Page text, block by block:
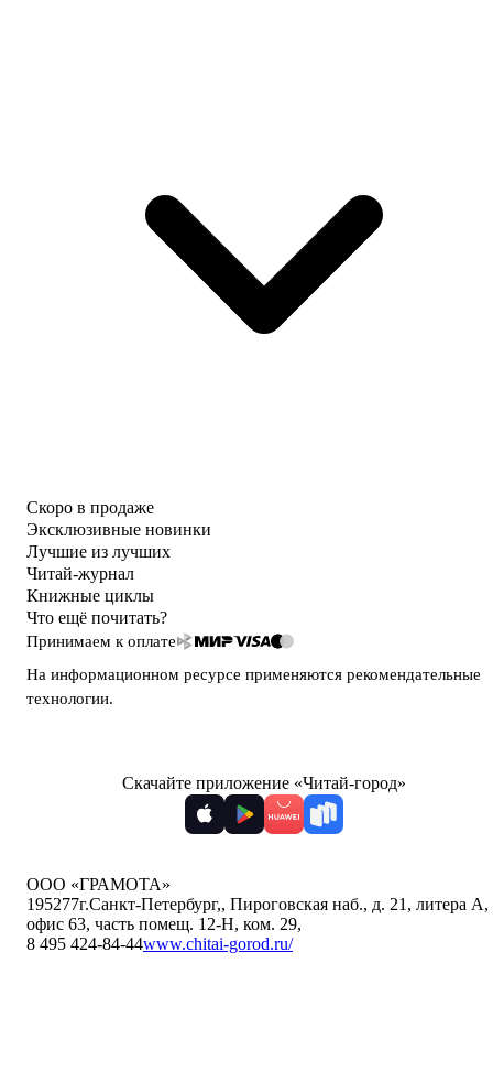
Скоро в продаже
Эксклюзивные новинки
Лучшие из лучших
Читай-журнал
Книжные циклы
Что ещё почитать?
Принимаем к оплате
На информационном ресурсе применяются рекомендательные
технологии.
Скачайте приложение «Читай-город»
ООО «ГРАМОТА»
195277г.Санкт-Петербург,, Пироговская наб., д. 21, литера А,
офис 63, часть помещ. 12-Н, ком. 29,
8 495 424-84-44www.chitai-gorod.ru/